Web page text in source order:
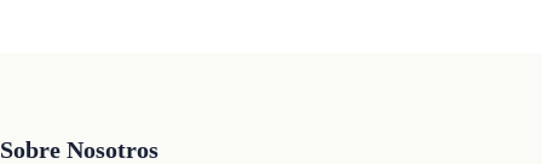
Sobre Nosotros